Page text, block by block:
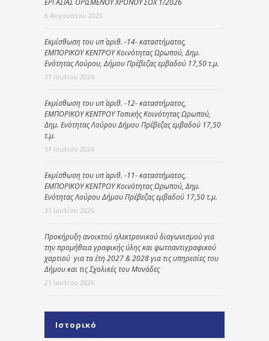
6 Αυγούστου 2026
Εκμίσθωση του υπ΄ αριθ. -14- καταστήματος,
ΕΜΠΟΡΙΚΟΥ ΚΕΝΤΡΟΥ Κοινότητας Ωρωπού, Δημ.
Ενότητας Λούρου, Δήμου Πρέβεζας εμβαδού 17,50 τ.μ.
31 Ιουλίου 2026
Εκμίσθωση του υπ΄ αριθ. -12- καταστήματος,
ΕΜΠΟΡΙΚΟΥ ΚΕΝΤΡΟΥ Τοπικής Κοινότητας Ωρωπού,
Δημ. Ενότητας Λούρου Δήμου Πρέβεζας εμβαδού 17,50
τ.μ.
31 Ιουλίου 2026
Εκμίσθωση του υπ΄ αριθ. -11- καταστήματος,
ΕΜΠΟΡΙΚΟΥ ΚΕΝΤΡΟΥ Κοινότητας Ωρωπού, Δημ.
Ενότητας Λούρου Δήμου Πρέβεζας εμβαδού 17,50 τ.μ.
31 Ιουλίου 2026
Προκήρυξη ανοικτού ηλεκτρονικού διαγωνισμού για
την προμήθεια γραφικής ύλης και φωτοαντιγραφικού
χαρτιού για τα έτη 2027 & 2028 για τις υπηρεσίες του
Δήμου και τις Σχολικές του Μονάδες
21 Ιουλίου 2026
Ιστορικό